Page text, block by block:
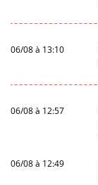
06/08 à 13:10
06/08 à 12:57
06/08 à 12:49